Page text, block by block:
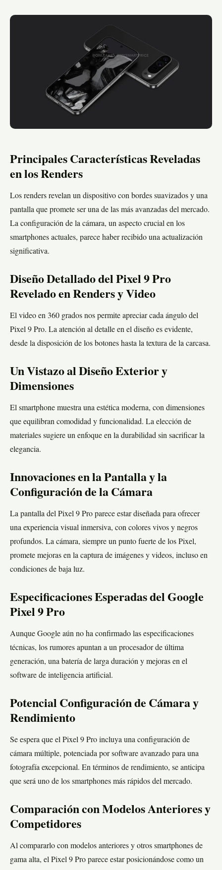
Principales Características Reveladas
en los Renders
Los renders revelan un dispositivo con bordes suavizados y una
pantalla que promete ser una de las más avanzadas del mercado.
La configuración de la cámara, un aspecto crucial en los
smartphones actuales, parece haber recibido una actualización
significativa.
Diseño Detallado del Pixel 9 Pro
Revelado en Renders y Video
El video en 360 grados nos permite apreciar cada ángulo del
Pixel 9 Pro. La atención al detalle en el diseño es evidente,
desde la disposición de los botones hasta la textura de la carcasa.
Un Vistazo al Diseño Exterior y
Dimensiones
El smartphone muestra una estética moderna, con dimensiones
que equilibran comodidad y funcionalidad. La elección de
materiales sugiere un enfoque en la durabilidad sin sacrificar la
elegancia.
Innovaciones en la Pantalla y la
Configuración de la Cámara
La pantalla del Pixel 9 Pro parece estar diseñada para ofrecer
una experiencia visual inmersiva, con colores vivos y negros
profundos. La cámara, siempre un punto fuerte de los Pixel,
promete mejoras en la captura de imágenes y videos, incluso en
condiciones de baja luz.
Especificaciones Esperadas del Google
Pixel 9 Pro
Aunque Google aún no ha confirmado las especificaciones
técnicas, los rumores apuntan a un procesador de última
generación, una batería de larga duración y mejoras en el
software de inteligencia artificial.
Potencial Configuración de Cámara y
Rendimiento
Se espera que el Pixel 9 Pro incluya una configuración de
cámara múltiple, potenciada por software avanzado para una
fotografía excepcional. En términos de rendimiento, se anticipa
que será uno de los smartphones más rápidos del mercado.
Comparación con Modelos Anteriores y
Competidores
Al compararlo con modelos anteriores y otros smartphones de
gama alta, el Pixel 9 Pro parece estar posicionándose como un